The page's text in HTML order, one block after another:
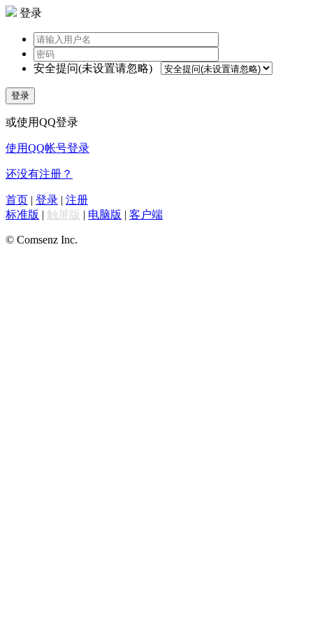
登录
安全提问(未设置请忽略)
登录
或使用QQ登录
使用QQ帐号登录
还没有注册？
首页 | 登录 | 注册
标准版 | 触屏版 | 电脑版 | 客户端
© Comsenz Inc.